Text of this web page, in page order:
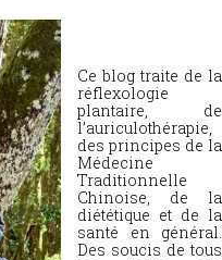
Ce blog traite de la
réflexologie
plantaire, de
l’auriculothérapie,
des principes de la
Médecine
Traditionnelle
Chinoise, de la
diététique et de la
santé en général.
Des soucis de tous